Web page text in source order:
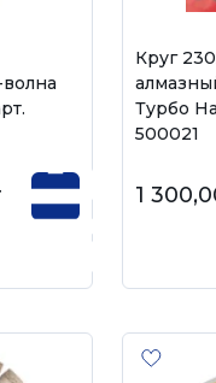
Круг
Турбо
500021
1